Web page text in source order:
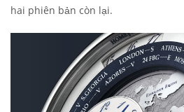
hai phiên bản còn lại.